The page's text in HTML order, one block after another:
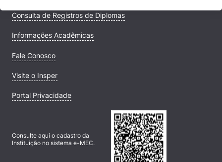
Consulta de Registros de Diplomas
Informações Acadêmicas
Fale Conosco
Visite o Insper
Portal Privacidade
Consulte aqui o cadastro da
Instituição no sistema e-MEC.